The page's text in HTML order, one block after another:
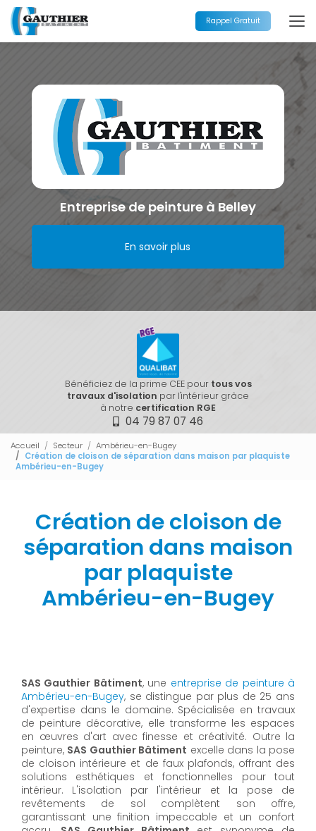
Aller
au
contenu
principal
Rappel Gratuit
Entreprise de peinture à Belley
En savoir plus
Bénéficiez de la prime CEE pourtous vos
travaux d'isolation par l'intérieur grâce
à notre certification RGE
04 79 87 07 46
Accueil Secteur
Ambérieu-en-Bugey
Création de cloison de séparation dans maison par plaquiste
Ambérieu-en-Bugey
Création de cloison de
séparation dans maison
par plaquiste
Ambérieu-en-Bugey
SAS Gauthier Bâtiment, une entreprise de peinture à
Ambérieu-en-Bugey, se distingue par plus de 25 ans
d'expertise dans le domaine. Spécialisée en travaux
de peinture décorative, elle transforme les espaces
en œuvres d'art avec finesse et créativité. Outre la
peinture, SAS Gauthier Bâtiment excelle dans la pose
de cloison intérieure et de faux plafonds, offrant des
solutions esthétiques et fonctionnelles pour tout
intérieur. L'isolation par l'intérieur et la pose de
revêtements de sol complètent son offre,
garantissant une finition impeccable et un confort